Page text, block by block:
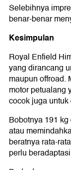
Selebihnya
benar-benar
Kesimpulan
Royal Enfield
yang dirancang
maupun offroad.
motor petualang
cocok juga
Bobotnya 191
atau
beratnya rata-
perlu